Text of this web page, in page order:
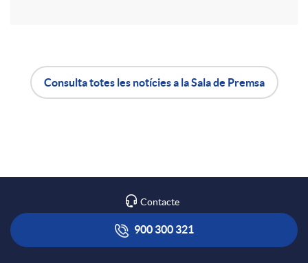
r
x
i
ó
Consulta totes les notícies a la Sala de Premsa
Contacte
900 300 321